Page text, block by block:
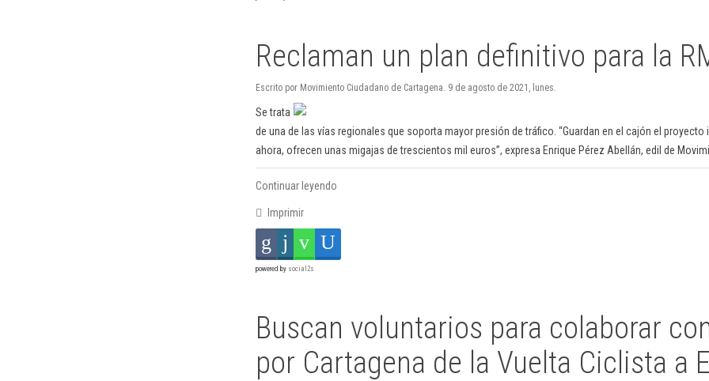
Reclaman un plan definitivo para la
Escrito por Movimiento Ciudadano de Cartagena. 9 de agosto de 2021, lunes.
Se trata
de una de las vías regionales que soporta mayor presión de tráfico. “Guardan en el cajón el proyecto
ahora, ofrecen unas migajas de trescientos mil euros”, expresa Enrique Pérez Abellán, edil de
Continuar leyendo
Imprimir
powered by social2s
Buscan voluntarios para colaborar
por Cartagena de la Vuelta Ciclista a